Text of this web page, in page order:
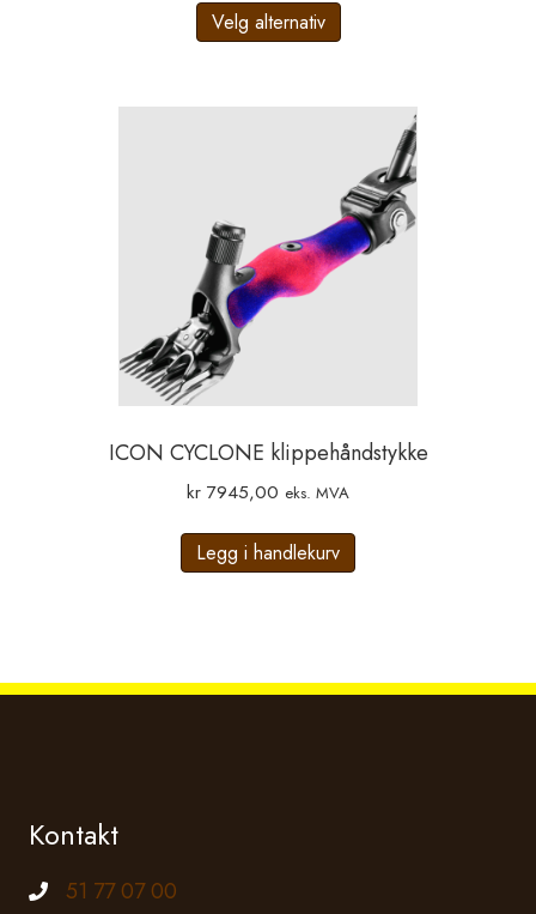
Velg alternativ
varianter.
Alternativene
kan
velges
på
produktsiden
ICON CYCLONE klippehåndstykke
kr 7945,00 eks. MVA
Legg i handlekurv
Kontakt
Telefonnummer
51 77 07 00